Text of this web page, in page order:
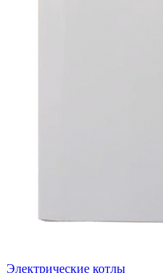
Электрические котлы